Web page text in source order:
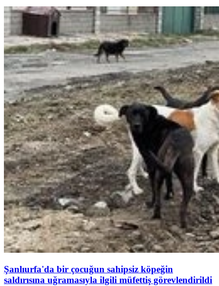
Şanlıurfa'da bir çocuğun sahipsiz köpeğin
saldırısına uğramasıyla ilgili müfettiş görevlendirildi